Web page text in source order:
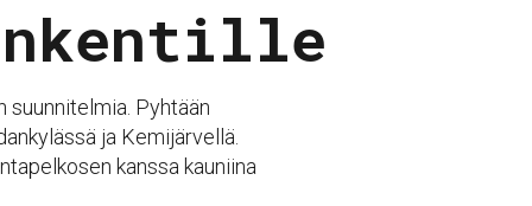
Pyhtään
ja Kemijärvellä.
kanssa kauniina